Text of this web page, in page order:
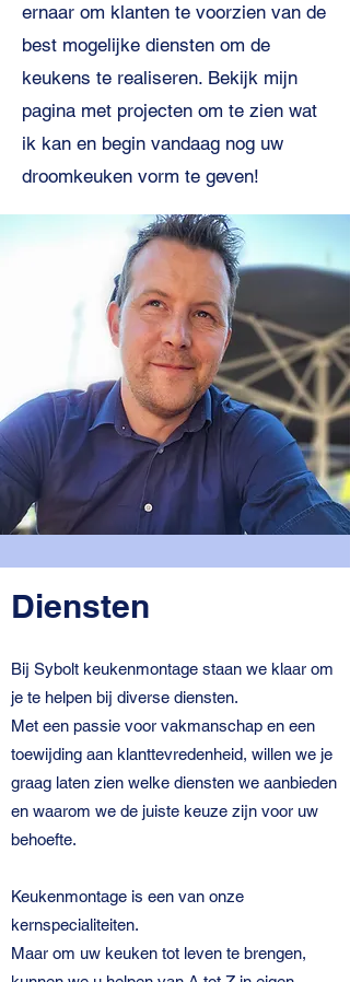
ernaar om klanten te voorzien van de
best mogelijke diensten om de
keukens te realiseren. Bekijk mijn
pagina met projecten om te zien wat
ik kan en begin vandaag nog uw
droomkeuken vorm te geven!
Diensten
Bij Sybolt keukenmontage staan we klaar om
je te helpen bij diverse diensten.
Met een passie voor vakmanschap en een
toewijding aan klanttevredenheid, willen we je
graag laten zien welke diensten we aanbieden
en waarom we de juiste keuze zijn voor uw
behoefte.
Keukenmontage is een van onze
kernspecialiteiten.
Maar om uw keuken tot leven te brengen,